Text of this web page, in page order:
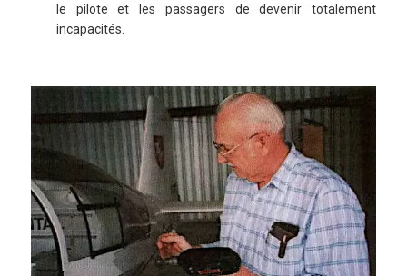
le pilote et les passagers de devenir totalement
incapacités.